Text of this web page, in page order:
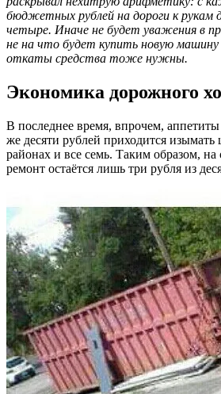
бюджетных рублей на дороги к рукам
четыре. Иначе не будет уважения в
не на что будет купить новую машину
откаты средства тоже нужны.
Экономика дорожного
В последнее время, впрочем,
же десяти рублей приходится изымать
районах и все семь. Таким образом, на
ремонт остаётся лишь три рубля из